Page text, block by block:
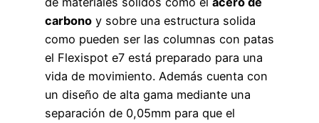
carbonoy sobre una estructura solida
como pueden ser las columnas con patas
el Flexispot e7 está preparado para una
vida de movimiento. Además cuenta con
un diseño de alta gama mediante una
separación de 0,05mm para que el